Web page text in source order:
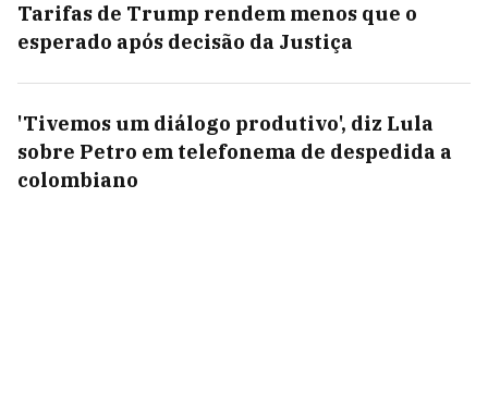
Tarifas de Trump rendem menos que o
esperado após decisão da Justiça
'Tivemos um diálogo produtivo', diz Lula
sobre Petro em telefonema de despedida a
colombiano